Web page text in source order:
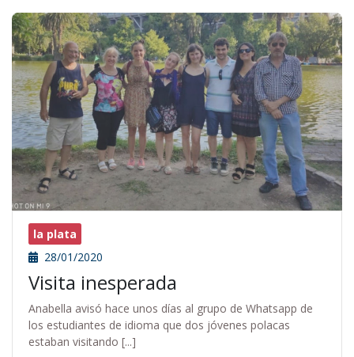
la plata
28/01/2020
Visita inesperada
Anabella avisó hace unos días al grupo de Whatsapp de
los estudiantes de idioma que dos jóvenes polacas
estaban visitando [...]